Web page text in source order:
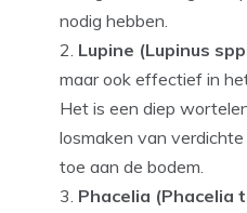
nodig hebben.
Lupine (Lupinus
maar ook effectief in
Het is een diep
losmaken van
toe aan de bodem.
Phacelia (Phacelia